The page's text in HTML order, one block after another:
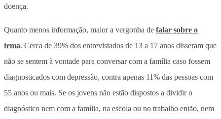
doença.
Quanto menos informação, maior a vergonha de falar sobre o
tema. Cerca de 39% dos entrevistados de 13 a 17 anos disseram que
não se sentem à vontade para conversar com a família caso fossem
diagnosticados com depressão, contra apenas 11% das pessoas com
55 anos ou mais. Se os jovens não estão dispostos a dividir o
diagnóstico nem com a família, na escola ou no trabalho então, nem